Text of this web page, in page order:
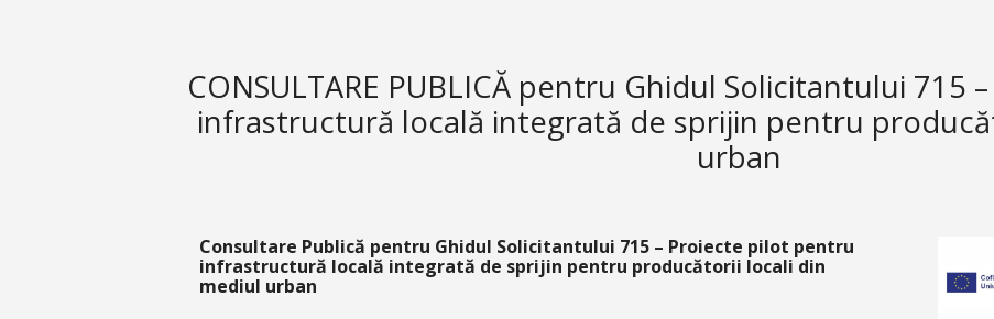
CONSULTARE PUBLICĂ pentru Ghidul Solicitantului
infrastructură locală integrată de sprijin pentru
urban
Consultare Publică pentru Ghidul Solicitantului 715 – Proiecte pilot pentru
infrastructură locală integrată de sprijin pentru producătorii locali din
mediul urban